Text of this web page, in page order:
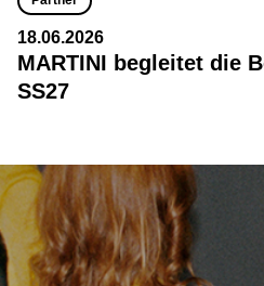
18.06.2026
MARTINI begleitet die
SS27